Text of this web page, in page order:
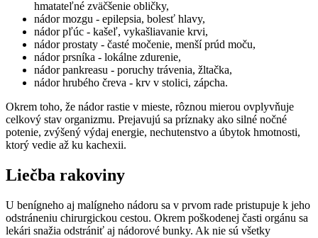
hmatateľné zväčšenie obličky,
nádor mozgu - epilepsia, bolesť hlavy,
nádor pľúc - kašeľ, vykašliavanie krvi,
nádor prostaty - časté močenie, menší prúd moču,
nádor prsníka - lokálne zdurenie,
nádor pankreasu - poruchy trávenia, žltačka,
nádor hrubého čreva - krv v stolici, zápcha.
Okrem toho, že nádor rastie v mieste, rôznou mierou ovplyvňuje
celkový stav organizmu. Prejavujú sa príznaky ako silné nočné
potenie, zvýšený výdaj energie, nechutenstvo a úbytok hmotnosti,
ktorý vedie až ku kachexii.
Liečba rakoviny
U benígneho aj malígneho nádoru sa v prvom rade pristupuje k jeho
odstráneniu chirurgickou cestou. Okrem poškodenej časti orgánu sa
lekári snažia odstrániť aj nádorové bunky. Ak nie sú všetky